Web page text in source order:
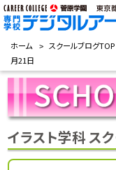
ホーム スクールブログTOP
月21日
イラスト学科 ス